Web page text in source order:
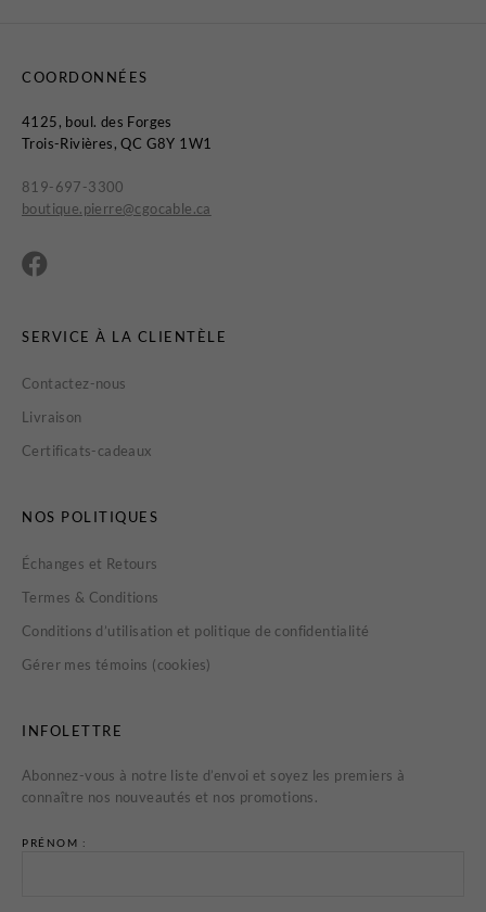
COORDONNÉES
4125, boul. des Forges
Trois-Rivières, QC G8Y 1W1
819-697-3300
boutique.pierre@cgocable.ca
SERVICE À LA CLIENTÈLE
Contactez-nous
Livraison
Certificats-cadeaux
NOS POLITIQUES
Échanges et Retours
Termes & Conditions
Conditions d’utilisation et politique de confidentialité
Gérer mes témoins (cookies)
INFOLETTRE
Abonnez-vous à notre liste d’envoi et soyez les premiers à
connaître nos nouveautés et nos promotions.
PRÉNOM :